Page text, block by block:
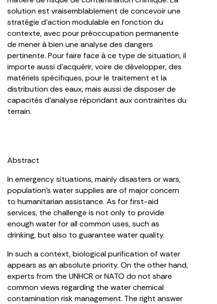
solution est vraisemblablement de concevoir une
stratégie d’action modulable en fonction du
contexte, avec pour préoccupation permanente
de mener à bien une analyse des dangers
pertinente. Pour faire face à ce type de situation, il
importe aussi d’acquérir, voire de développer, des
matériels spécifiques, pour le traitement et la
distribution des eaux, mais aussi de disposer de
capacités d’analyse répondant aux contraintes du
terrain.
Abstract
In emergency situations, mainly disasters or wars,
population’s water supplies are of major concern
to humanitarian assistance. As for first-aid
services, the challenge is not only to provide
enough water for all common uses, such as
drinking, but also to guarantee water quality.
In such a context, biological purification of water
appears as an absolute priority. On the other hand,
experts from the UNHCR or NATO do not share
common views regarding the water chemical
contamination risk management. The right answer